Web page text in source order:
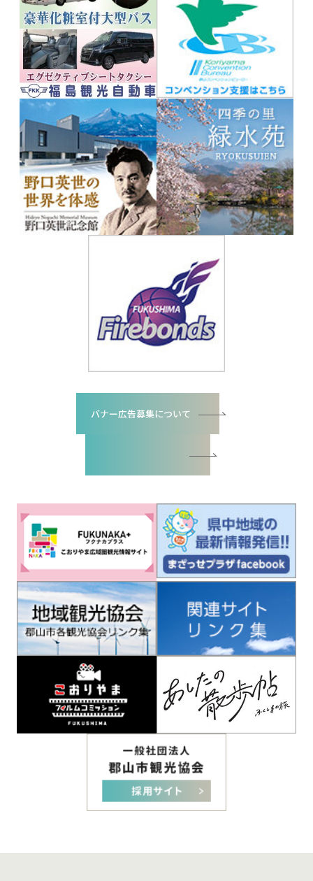
バナー広告募集について